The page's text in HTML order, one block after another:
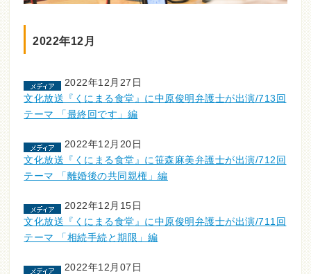
2022年12月
2022年12月27日
文化放送『くにまる食堂』に中原俊明弁護士が出演/713回
テーマ 「最終回です」編
2022年12月20日
文化放送『くにまる食堂』に笹森麻美弁護士が出演/712回
テーマ 「離婚後の共同親権」編
2022年12月15日
文化放送『くにまる食堂』に中原俊明弁護士が出演/711回
テーマ 「相続手続と期限」編
2022年12月07日